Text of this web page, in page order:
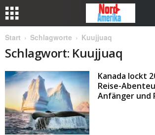
Start Schlagworte Kuujjuaq
Schlagwort: Kuujjuaq
Kanada lockt
Reise-
Anfänger und